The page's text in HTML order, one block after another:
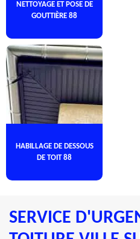
NETTOYAGE ET POSE DE
GOUTTIÈRE 88
HABILLAGE DE DESSOUS
DE TOIT 88
SERVICE